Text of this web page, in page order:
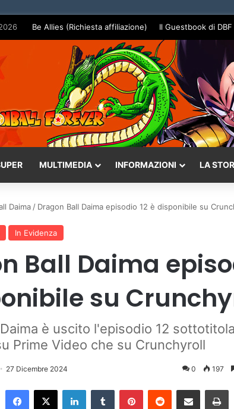
Be Allies (Richiesta affiliazione) Il Guestbook di DBF
MULTIMEDIA INFORMAZIONI LA
Daima / Dragon Ball Daima episodio 12 è disponibile su
In Evidenza
Ball Daima
su
è uscito l'episodio 12
Prime Video che su Crunchyroll
27 Dicembre 2024 0 197
Facebook
X LinkedInTumblr PinterestReddit Condividi via mail